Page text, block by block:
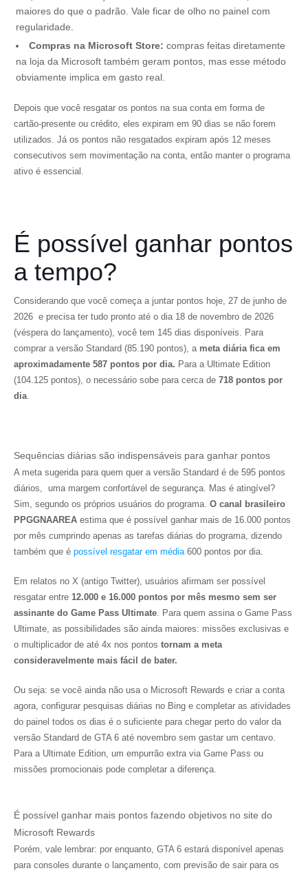
maiores do que o padrão. Vale ficar de olho no painel com
regularidade.
Compras na Microsoft Store: compras feitas diretamente
na loja da Microsoft também geram pontos, mas esse método
obviamente implica em gasto real.
Depois que você resgatar os pontos na sua conta em forma de
cartão-presente ou crédito, eles expiram em 90 dias se não forem
utilizados. Já os pontos não resgatados expiram após 12 meses
consecutivos sem movimentação na conta, então manter o programa
ativo é essencial.
É possível ganhar pontos
a tempo?
Considerando que você começa a juntar pontos hoje, 27 de junho de
2026 e precisa ter tudo pronto até o dia 18 de novembro de 2026
(véspera do lançamento), você tem 145 dias disponíveis. Para
comprar a versão Standard (85.190 pontos), a meta diária fica em
aproximadamente 587 pontos por dia. Para a Ultimate Edition
(104.125 pontos), o necessário sobe para cerca de 718 pontos por
dia.
Sequências diárias são indispensáveis para ganhar pontos
A meta sugerida para quem quer a versão Standard é de 595 pontos
diários, uma margem confortável de segurança. Mas é atingível?
Sim, segundo os próprios usuários do programa. O canal brasileiro
PPGGNAAREA estima que é possível ganhar mais de 16.000 pontos
por mês cumprindo apenas as tarefas diárias do programa, dizendo
também que é possível resgatar em média600 pontos por dia.
Em relatos no X (antigo Twitter), usuários afirmam ser possível
resgatar entre 12.000 e 16.000 pontos por mês mesmo sem ser
assinante do Game Pass Ultimate. Para quem assina o Game Pass
Ultimate, as possibilidades são ainda maiores: missões exclusivas e
o multiplicador de até 4x nos pontos tornam a meta
consideravelmente mais fácil de bater.
Ou seja: se você ainda não usa o Microsoft Rewards e criar a conta
agora, configurar pesquisas diárias no Bing e completar as atividades
do painel todos os dias é o suficiente para chegar perto do valor da
versão Standard de GTA 6 até novembro sem gastar um centavo.
Para a Ultimate Edition, um empurrão extra via Game Pass ou
missões promocionais pode completar a diferença.
É possível ganhar mais pontos fazendo objetivos no site do
Microsoft Rewards
Porém, vale lembrar: por enquanto, GTA 6 estará disponível apenas
para consoles durante o lançamento, com previsão de sair para os